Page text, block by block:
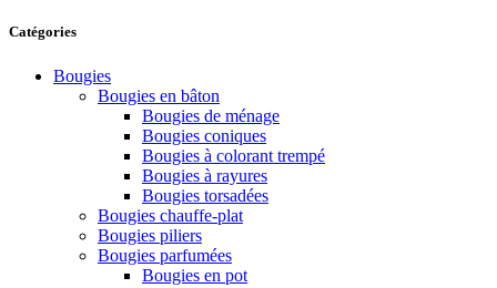
Catégories
Bougies
Bougies en bâton
Bougies de ménage
Bougies coniques
Bougies à colorant trempé
Bougies à rayures
Bougies torsadées
Bougies chauffe-plat
Bougies piliers
Bougies parfumées
Bougies en pot